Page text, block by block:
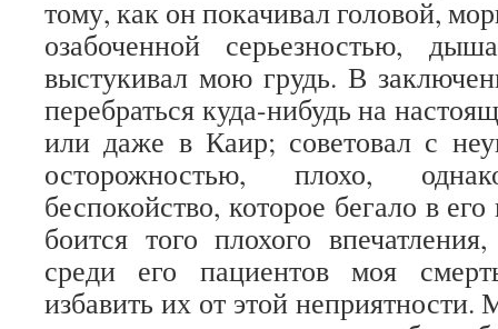
тому, как он покачивал головой,
озабоченной серьезностью,
выстукивал мою грудь. В
перебраться куда-нибудь на
или даже в Каир; советовал с
осторожностью, плохо,
беспокойство, которое бегало в
боится того плохого
среди его пациентов моя
избавить их от этой неприятности.